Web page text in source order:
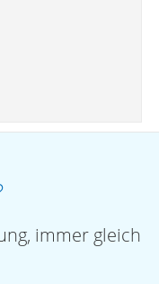
immer gleich